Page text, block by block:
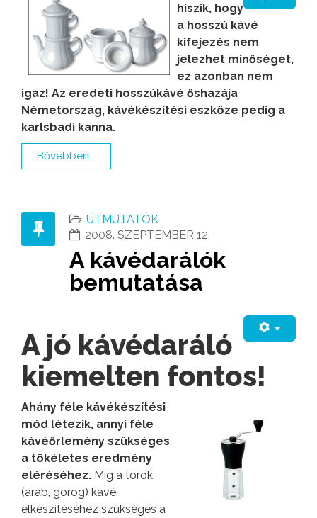
hiszik, hogy
a hosszú kávé
kifejezés nem
jelezhet minőséget,
ez azonban nem
igaz! Az eredeti hosszúkávé őshazája
Németország, kávékészítési eszköze pedig a
karlsbadi kanna.
Bővebben...
ÚTMUTATÓK
2008. SZEPTEMBER 12.
A kávédarálók
bemutatása
A jó kávédaráló
kiemelten fontos!
Ahány féle kávékészítési
mód létezik, annyi féle
kávéőrlemény szükséges
a tökéletes eredmény
eléréséhez. Míg a török
(arab, görög) kávé
elkészítéséhez szükséges a